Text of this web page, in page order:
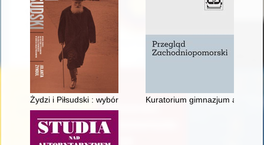
Żydzi i Piłsudski : wybór źródeł do historii stosunków polsko-
Kuratorium gimnazjum